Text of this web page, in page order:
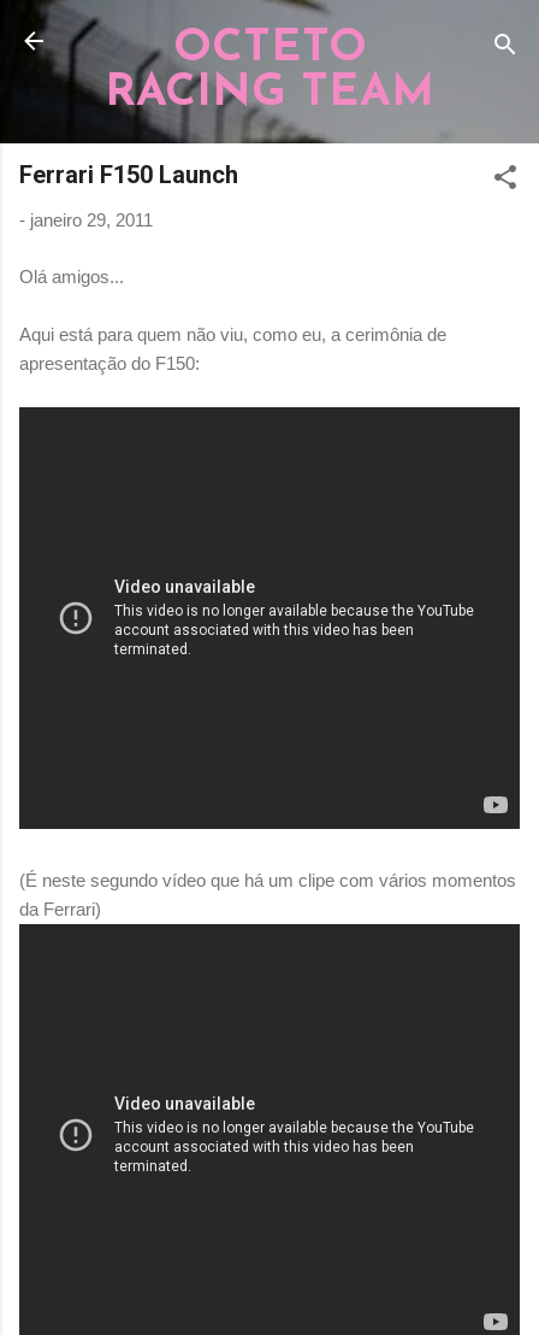
Pular para o conteúdo principal
OCTETO
RACING TEAM
Ferrari F150 Launch
- janeiro 29, 2011
Olá amigos...
Aqui está para quem não viu, como eu, a cerimônia de
apresentação do F150:
(É neste segundo vídeo que há um clipe com vários momentos
da Ferrari)